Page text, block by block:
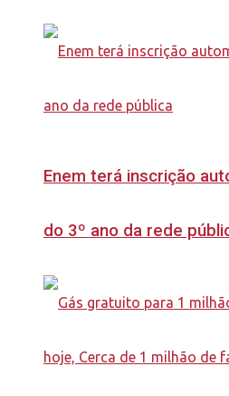
Enem terá inscrição
do 3º ano da rede